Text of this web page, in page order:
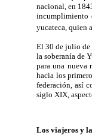
nacional, en
incumplimiento
yucateca, quien
El 30 de julio de
la soberanía de
para una nueva
hacia los
federación, así
siglo XIX,
Los viajeros y